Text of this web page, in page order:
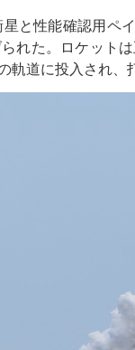
と性能確認用ペ
れた。ロケット
道に投入され、